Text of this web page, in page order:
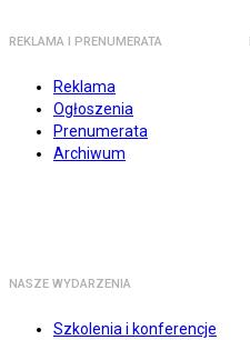
REKLAMA I PRENUMERATA
Reklama
Ogłoszenia
Prenumerata
Archiwum
NASZE WYDARZENIA
Szkolenia i konferencje